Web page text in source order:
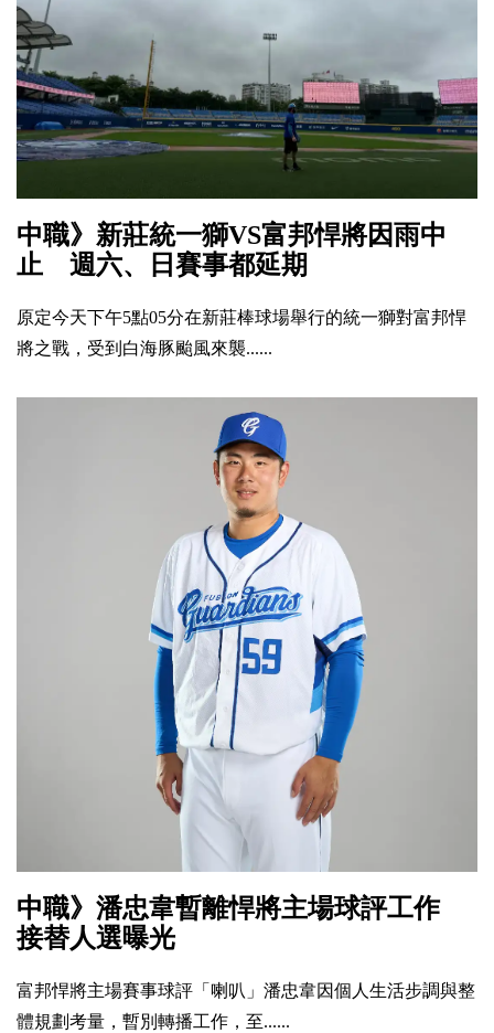
中職》新莊統一獅VS富邦悍將因雨中
止 週六、日賽事都延期
原定今天下午5點05分在新莊棒球場舉行的統一獅對富邦悍
將之戰，受到白海豚颱風來襲......
中職》潘忠韋暫離悍將主場球評工作
接替人選曝光
富邦悍將主場賽事球評「喇叭」潘忠韋因個人生活步調與整
體規劃考量，暫別轉播工作，至......